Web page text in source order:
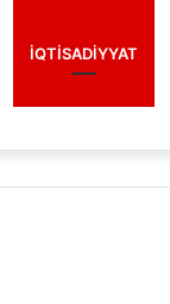
İQTISADIYYAT